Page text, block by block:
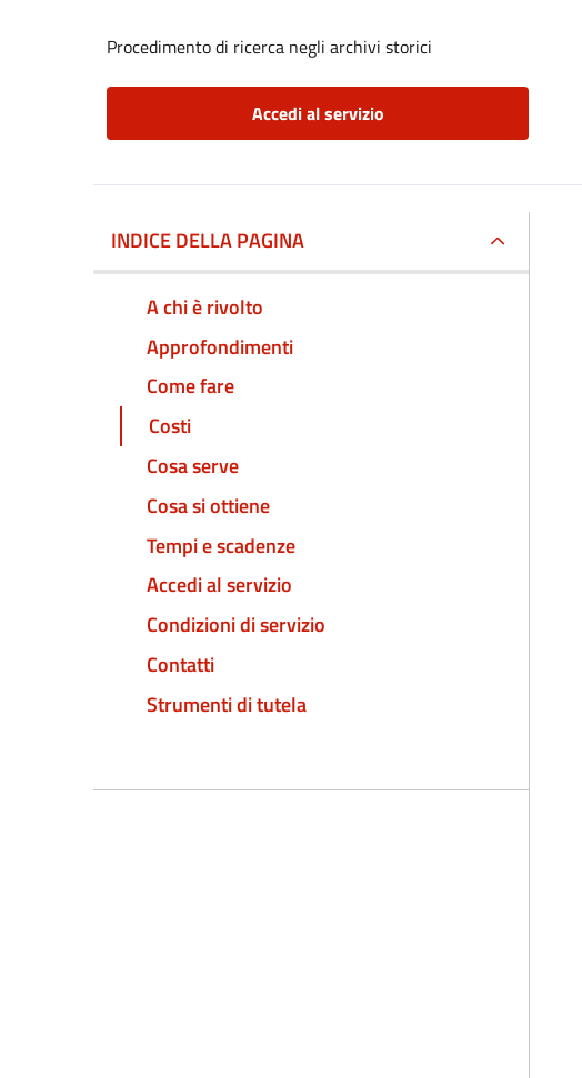
Procedimento di ricerca negli archivi storici
Accedi al servizio
INDICE DELLA PAGINA
A chi è rivolto
Approfondimenti
Come fare
Costi
Cosa serve
Cosa si ottiene
Tempi e scadenze
Accedi al servizio
Condizioni di servizio
Contatti
Strumenti di tutela